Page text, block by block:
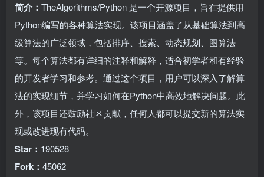
简介： TheAlgorithms/Python 是一个开源项目，旨在提供用
Python编写的各种算法实现。该项目涵盖了从基础算法到高
级算法的广泛领域，包括排序、搜索、动态规划、图算法
等。每个算法都有详细的注释和解释，适合初学者和有经验
的开发者学习和参考。通过这个项目，用户可以深入了解算
法的实现细节，并学习如何在Python中高效地解决问题。此
外，该项目还鼓励社区贡献，任何人都可以提交新的算法实
现或改进现有代码。
Star： 190528
Fork： 45062